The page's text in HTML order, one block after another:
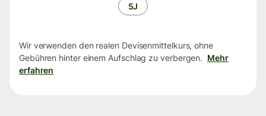
5J
Wir verwenden den realen Devisenmittelkurs, ohne
Gebühren hinter einem Aufschlag zu verbergen. Mehr
erfahren